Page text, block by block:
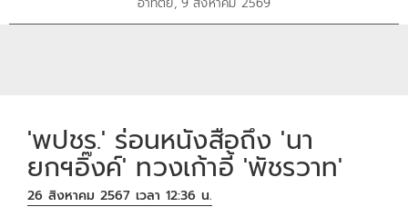
'พปชร.' ร่อนหนังสือถึง 'นา
ยกฯอิ๊งค์' ทวงเก้าอี้ 'พัชรวาท'
26 สิงหาคม 2567 เวลา 12:36 น.